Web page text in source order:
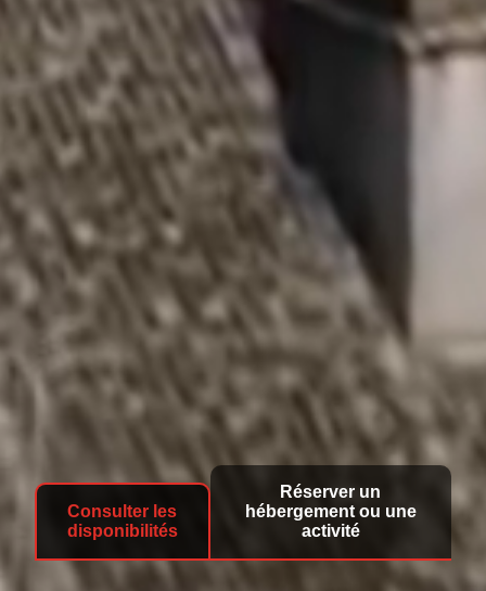
Consulter les
disponibilités
Réserver un
hébergement ou une
activité